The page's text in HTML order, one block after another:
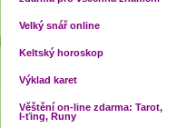
Velký snář online
Keltský horoskop
Výklad karet
Věštění on-line zdarma: Tarot,
I-ťing, Runy